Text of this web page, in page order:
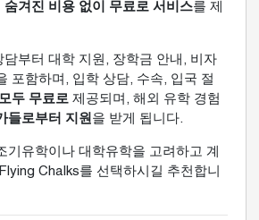
숨겨진 비용 없이 무료로 서비스를 제
담부터 대학 지원, 장학금 안내, 비자
포함하며, 입학 상담, 수속, 입국 절
모두 무료로 제공되며, 해외 유학 경험
들로부터 지원 을 받게 됩니다.
기유학이나 대학유학을 고려하고 계
Flying Chalks를 선택하시길 추천합니